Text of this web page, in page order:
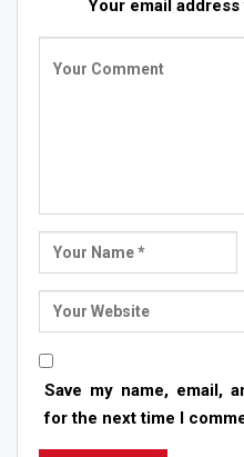
Your email
Save my name, email,
for the next time I